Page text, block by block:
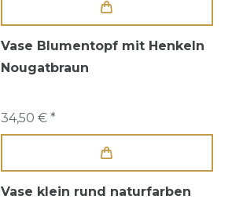
Vase Blumentopf mit Henkeln
Nougatbraun
34,50 € *
Vase klein rund naturfarben